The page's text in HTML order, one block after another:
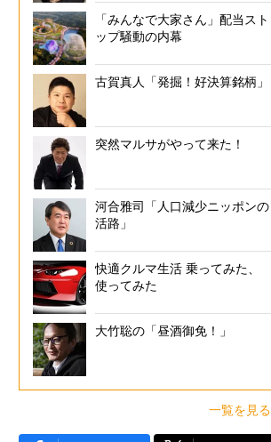
「みんなで大家さん」配当スト
ップ騒動の内幕
古賀真人「発掘！好決算銘柄」
突然マルサがやって来た！
河合雅司「人口減少ニッポンの
活路」
快適クルマ生活 乗ってみた、
使ってみた
大竹聡の「昼酒御免！」
一覧を見る